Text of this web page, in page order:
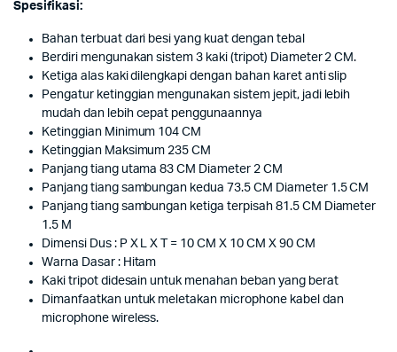
Spesifikasi:
Bahan terbuat dari besi yang kuat dengan tebal
Berdiri mengunakan sistem 3 kaki (tripot) Diameter 2 CM.
Ketiga alas kaki dilengkapi dengan bahan karet anti slip
Pengatur ketinggian mengunakan sistem jepit, jadi lebih
mudah dan lebih cepat penggunaannya
Ketinggian Minimum 104 CM
Ketinggian Maksimum 235 CM
Panjang tiang utama 83 CM Diameter 2 CM
Panjang tiang sambungan kedua 73.5 CM Diameter 1.5 CM
Panjang tiang sambungan ketiga terpisah 81.5 CM Diameter
1.5 M
Dimensi Dus : P X L X T = 10 CM X 10 CM X 90 CM
Warna Dasar : Hitam
Kaki tripot didesain untuk menahan beban yang berat
Dimanfaatkan untuk meletakan microphone kabel dan
microphone wireless.